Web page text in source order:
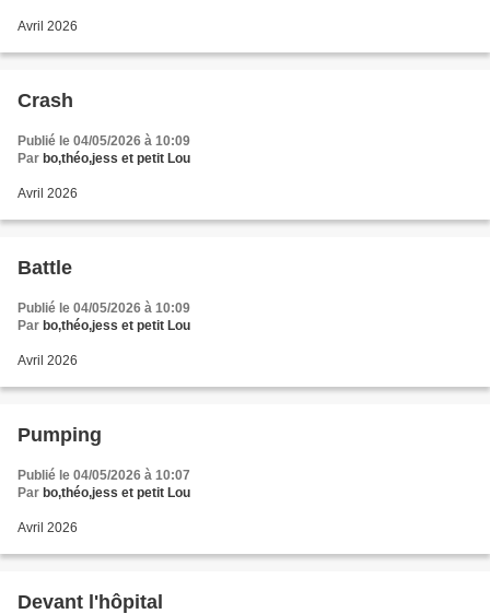
Avril 2026
Crash
Publié le 04/05/2026 à 10:09
Par bo,théo,jess et petit Lou
Avril 2026
Battle
Publié le 04/05/2026 à 10:09
Par bo,théo,jess et petit Lou
Avril 2026
Pumping
Publié le 04/05/2026 à 10:07
Par bo,théo,jess et petit Lou
Avril 2026
Devant l'hôpital